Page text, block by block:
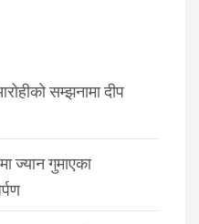
सम्झनामा दीप
ज्यान गुमाएका